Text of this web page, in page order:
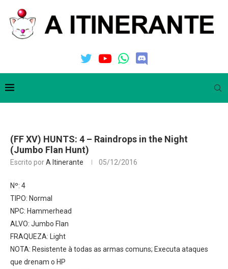
(FF XV) HUNTS: 4 – Raindrops in the Night
(Jumbo Flan Hunt)
Escrito porA Itinerante 05/12/2016
Nº: 4
TIPO: Normal
NPC: Hammerhead
ALVO: Jumbo Flan
FRAQUEZA: Light
NOTA: Resistente à todas as armas comuns; Executa ataques
que drenam o HP